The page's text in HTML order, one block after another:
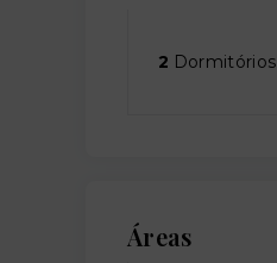
2 Dormitórios
Áreas